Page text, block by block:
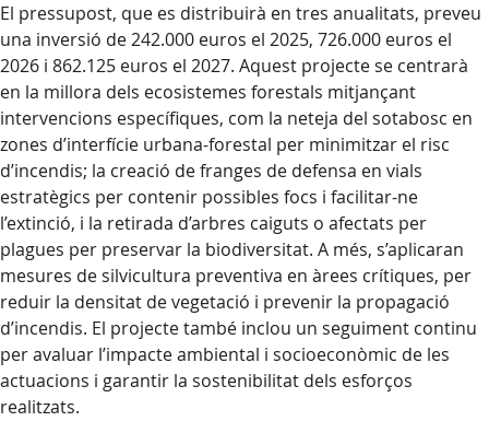
El pressupost, que es distribuirà en tres anualitats, preveu
una inversió de 242.000 euros el 2025, 726.000 euros el
2026 i 862.125 euros el 2027. Aquest projecte se centrarà
en la millora dels ecosistemes forestals mitjançant
intervencions específiques, com la neteja del sotabosc en
zones d’interfície urbana-forestal per minimitzar el risc
d’incendis; la creació de franges de defensa en vials
estratègics per contenir possibles focs i facilitar-ne
l’extinció, i la retirada d’arbres caiguts o afectats per
plagues per preservar la biodiversitat. A més, s’aplicaran
mesures de silvicultura preventiva en àrees crítiques, per
reduir la densitat de vegetació i prevenir la propagació
d’incendis. El projecte també inclou un seguiment continu
per avaluar l’impacte ambiental i socioeconòmic de les
actuacions i garantir la sostenibilitat dels esforços
realitzats.